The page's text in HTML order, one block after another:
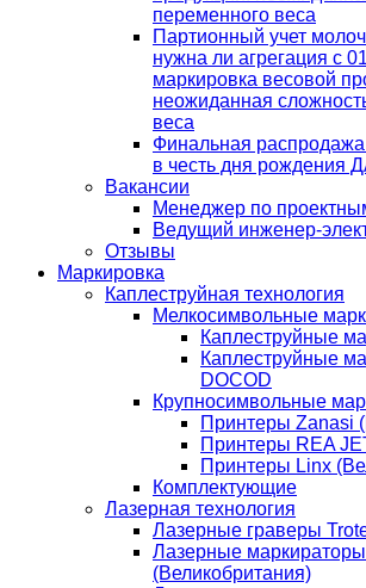
переменного веса
Партионный учет
нужна ли агрегация с
маркировка весовой
неожиданная
веса
Финальная
в честь дня рождения
Вакансии
Менеджер по
Ведущий инженер-
Отзывы
Маркировка
Каплеструйная технология
Мелкосимвольные
Каплеструйные
Каплеструйные
DOCOD
Крупносимвольные
Принтеры Zanasi
Принтеры REA
Принтеры Linx
Комплектующие
Лазерная технология
Лазерные граверы
Лазерные
(Великобритания)